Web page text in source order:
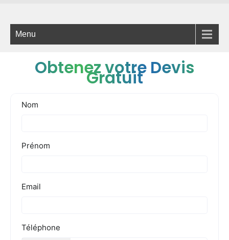
Menu
Obtenez votre Devis
Gratuit